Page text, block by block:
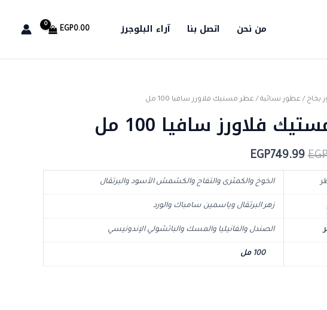
من نحن اتصل بنا آراء البلوجرز EGP0.00
بخاخ / عطور نسائية / عطر مستيك فلاورز سافيا 100 مل
فلاورز سافيا 100 مل
السعر
الأصلي
هو:
EGP1,250.00.
EGP749.99
السعر
الحالي
EGP749.99.
الخوخ والكمثرى والتفاح والكشمش الأسود والبرتقال
زهر البرتقال وياسمين سامباك والورد
الصندل والفانيليا والمسك والباتشولي الإندونيسي
100 مل